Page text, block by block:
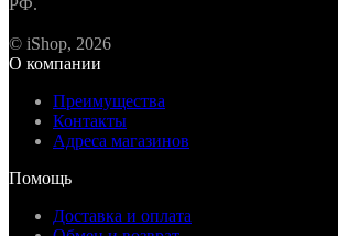
© iShop, 2026
О компании
Преимущества
Контакты
Адреса магазинов
Помощь
Доставка и оплата